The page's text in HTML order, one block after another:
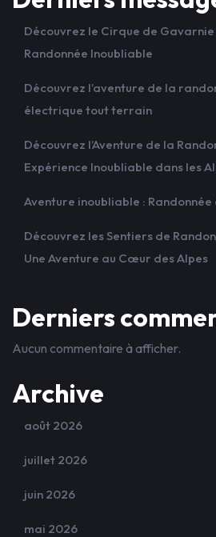
Découvrez le Cirque de Gavarnie
Randonnée Inoubliable
Découvrez l’aventure de la
électrique tout terrain
Découvrez l’Aventure de la
Expérience Inoubliable dans les
Aventure inoubliable :
Découvrez les Sentiers de
Une Aventure au Cœur des Alpes
Derniers
Aucun commentaire à afficher.
Archive
août 2026
juillet 2026
juin 2026
mai 2026